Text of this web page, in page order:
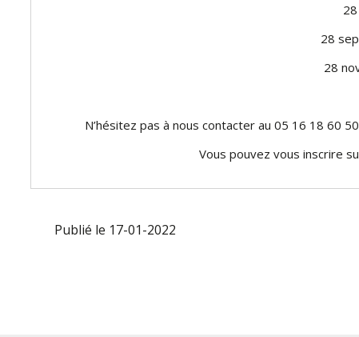
28
28
N’hésitez pas à nous contacter au 05 16 18 60
Vous pouvez vous inscrire
Publié le 17-01-2022